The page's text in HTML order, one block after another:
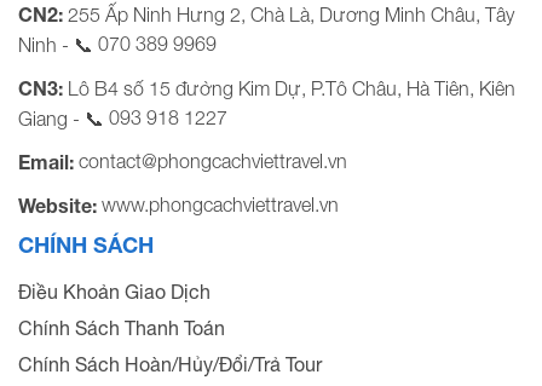
CN2: 255 Ấp Ninh Hưng 2, Chà Là, Dương Minh Châu, Tây
Ninh - 📞 070 389 9969
CN3: Lô B4 số 15 đường Kim Dự, P.Tô Châu, Hà Tiên, Kiên
Giang - 📞 093 918 1227
Email: contact@phongcachviettravel.vn
Website: www.phongcachviettravel.vn
CHÍNH SÁCH
Điều Khoản Giao Dịch
Chính Sách Thanh Toán
Chính Sách Hoàn/Hủy/Đổi/Trả Tour